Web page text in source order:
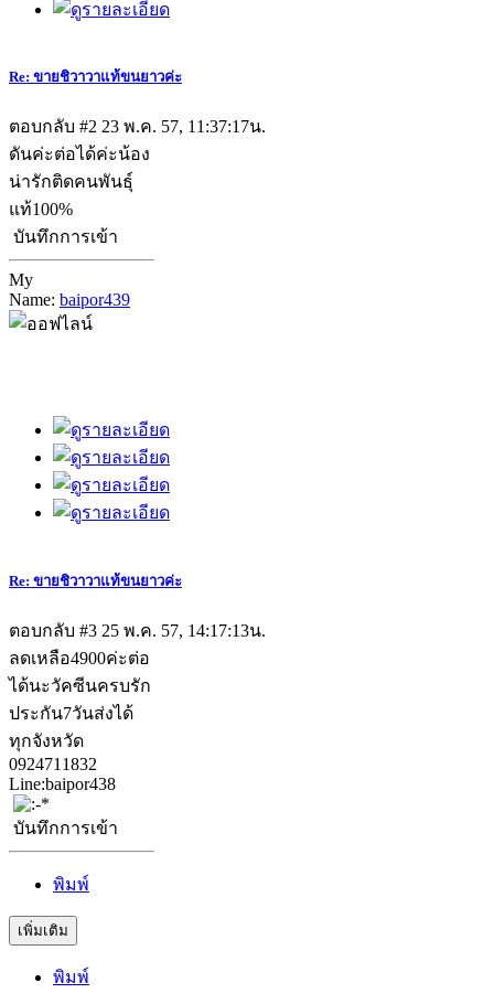
Re: ขายชิวาวาแท้ขนยาวค่ะ
ตอบกลับ #2 23 พ.ค. 57, 11:37:17น.
ดันค่ะต่อได้ค่ะน้อง
น่ารักติดคนพันธุ์
แท้100%
บันทึกการเข้า
My
Name: baipor439
Re: ขายชิวาวาแท้ขนยาวค่ะ
ตอบกลับ #3 25 พ.ค. 57, 14:17:13น.
ลดเหลือ4900ค่ะต่อ
ได้นะวัคซีนครบรัก
ประกัน7วันส่งได้
ทุกจังหวัด
0924711832
Line:baipor438
บันทึกการเข้า
พิมพ์
เพิ่มเติม
พิมพ์